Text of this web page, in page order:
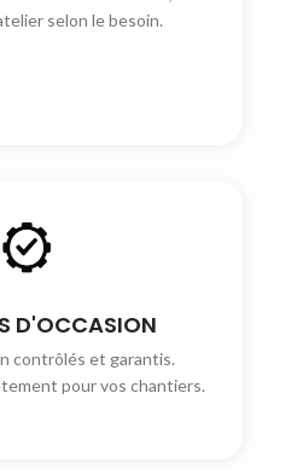
selon le besoin.
D'OCCASION
contrôlés et garantis.
pour vos chantiers.